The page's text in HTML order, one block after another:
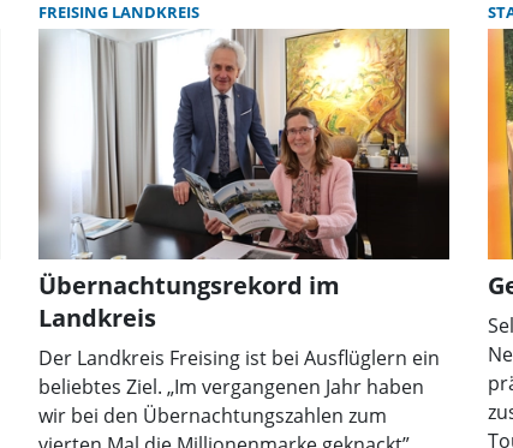
FREISING LANDKREIS
Übernachtungsrekord im
Landkreis
Der Landkreis Freising ist bei Ausflüglern ein
beliebtes Ziel. „Im vergangenen Jahr haben
wir bei den Übernachtungszahlen zum